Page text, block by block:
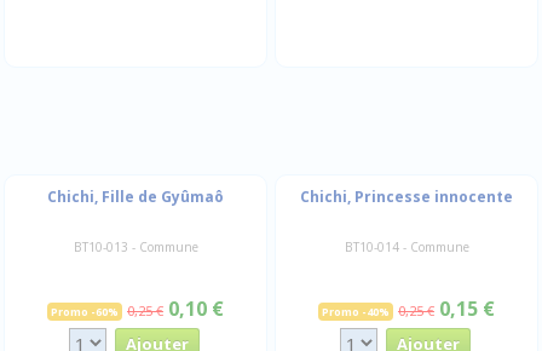
Chichi, Fille de Gyûmaô
BT10-013 - Commune
Promo -60% 0,25 € 0,10 €
Chichi, Princesse innocente
BT10-014 - Commune
Promo -40% 0,25 € 0,15 €